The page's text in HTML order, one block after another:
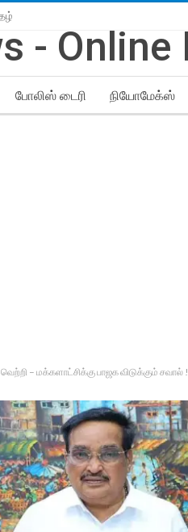
போலிஸ் டைரி நியோமேக்ஸ்
வெற்றி – மக்களாட்சிக்கு பாஜக விடுக்கும் சவால் !